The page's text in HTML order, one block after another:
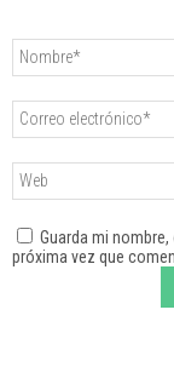
Guarda mi
próxima vez que